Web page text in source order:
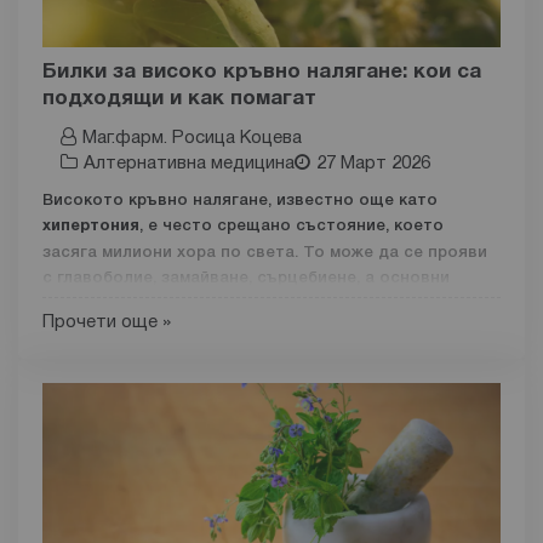
Какво представлява валерианата и как действа?
многогодишна билка
в традиционната медицина от векове при проблеми с
нервната система и съня. Тя съдържа редица активни
вещества, които ѝ придават уникални свойства и я
Билки за високо кръвно налягане: кои са
подходящи и как помагат
Маг.фарм. Росица Коцева
Алтернативна медицина
27 Март 2026
Високото кръвно налягане, известно още като
хипертония , е често срещано състояние, което
засяга милиони хора по света. То може да се прояви
и генетичната предразположеност.
натурални подходи за подкрепа
на сърдечно-съдовото здраве.
Билките за високо кръвно са подобен допълнителен
и ефективен метод. Те подобряват циркулацията,
допринасят за понижаване на налягането и
Прочети още »